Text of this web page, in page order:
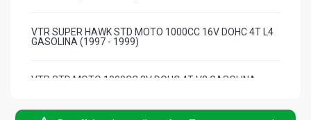
VTR SUPER HAWK STD MOTO 1000CC 16V DOHC 4T L4
GASOLINA (1997 - 1999)
VTR STD MOTO 1000CC 8V DOHC 4T V2 GASOLINA